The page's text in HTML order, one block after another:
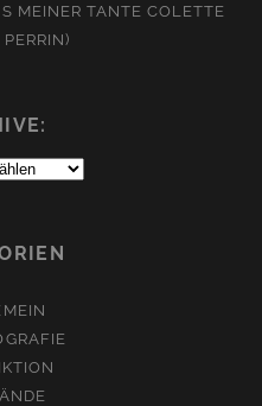
MEINER TANTE COLETTE